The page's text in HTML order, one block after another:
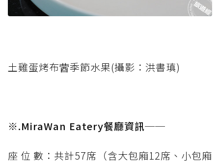
土雞蛋烤布蒏季節水果(攝影：洪書瑱)
※.MiraWan Eatery餐廳資訊──
座 位 數：共計57席（含大包廂12席、小包廂